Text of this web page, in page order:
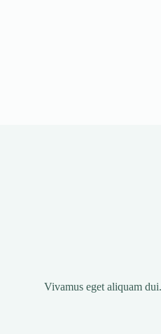
Vivamus eget aliquam